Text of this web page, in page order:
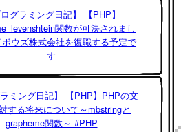
ログラミング日記】 【PHP】
関数が可決されまし
ウズ株式会社を復職する予定で
す
ラミング日記】 【PHP】PHPの文
する将来について～mbstringと
grapheme関数～ #PHP